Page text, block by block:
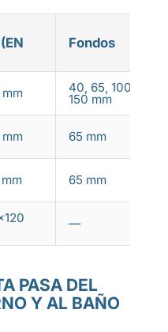
Fondos
40, 65, 100,
150 mm
65 mm
65 mm
—
PASA DEL
Y AL BAÑO